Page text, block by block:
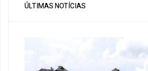
ÚLTIMAS NOTÍCIAS